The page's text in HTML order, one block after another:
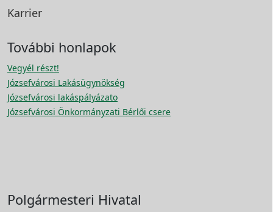
Karrier
További honlapok
Vegyél részt!
Józsefvárosi Lakásügynökség
Józsefvárosi lakáspályázato
Józsefvárosi Önkormányzati Bérlői csere
Polgármesteri Hivatal